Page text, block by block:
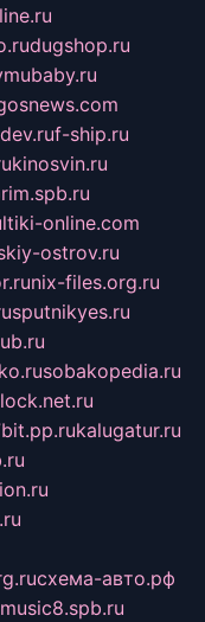
dugshop.ru
f-ship.ru
kinosvin.ru
online.com
ostrov.ru
nix-files.org.ru
sputnikyes.ru
sobakopedia.ru
kalugatur.ru
схема-авто.рф
music8.spb.ru